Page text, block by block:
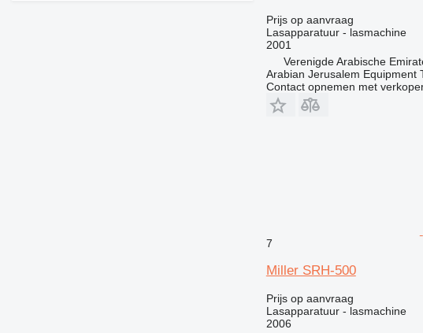
Prijs op aanvraag
Lasapparatuur - lasmachine
2001
Verenigde Arabische
Arabian Jerusalem Equipment
Contact opnemen met
7
Miller SRH-500
Prijs op aanvraag
Lasapparatuur - lasmachine
2006